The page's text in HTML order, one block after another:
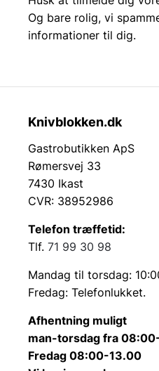
Og bare rolig, vi
informationer til dig.
Knivblokken.dk
Gastrobutikken ApS
Rømersvej 33
7430 Ikast
CVR: 38952986
Telefon træffetid:
Tlf. 71 99 30 98
Mandag til torsdag:
Fredag: Telefonlukket.
Afhentning muligt
man-torsdag fra
Fredag 08:00-13.00